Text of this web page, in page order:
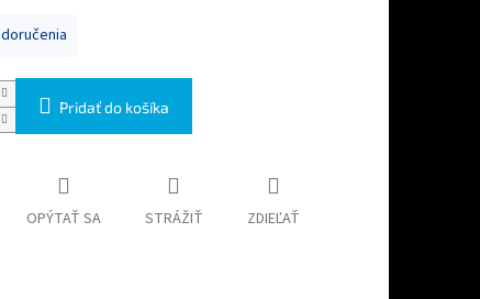
Pridať do košíka
OPÝTAŤ SA STRÁŽIŤ ZDIEĽAŤ